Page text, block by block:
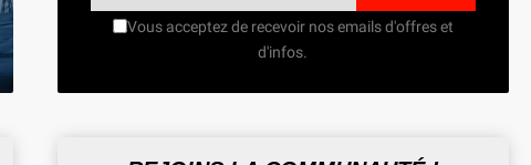
Vous acceptez de recevoir nos emails d'offres et
d'infos.